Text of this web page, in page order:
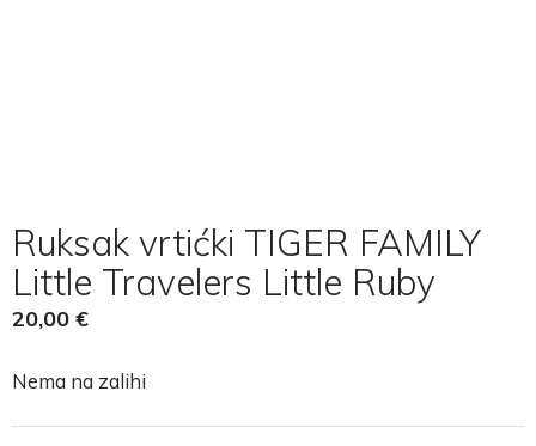
Ruksak vrtićki TIGER FAMILY
Little Travelers Little Ruby
20,00 €
Nema na zalihi